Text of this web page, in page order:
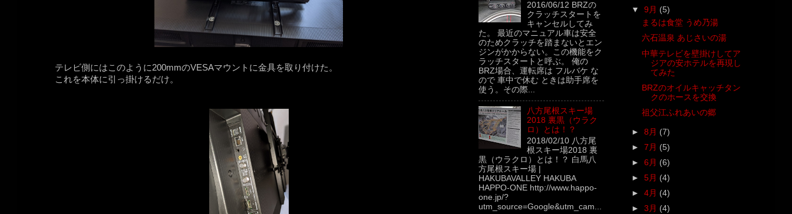
テレビ側にはこのように200mmのVESAマウントに金具を取り付けた。
これを本体に引っ掛けるだけ。
2016/06/12 BRZの
クラッチスタートを
キャンセルしてみ
た。 最近のマニュアル車は安全
のためクラッチを踏まないとエン
ジンがかからない。この機能をク
ラッチスタートと呼ぶ。 俺の
BRZ場合、運転席は フルバケ な
ので 車中で休む ときは助手席を
使う。その際...
八方尾根スキー場
2018 裏黒（ウラク
ロ）とは！？
2018/02/10 八方尾
根スキー場2018 裏
黒（ウラクロ）とは！？ 白馬八
方尾根スキー場 |
HAKUBAVALLEY HAKUBA
HAPPO-ONE http://www.happo-
one.jp/?
utm_source=Google&utm_cam...
▼9月 (5)
まるは食堂 うめ乃湯
六石温泉 あじさいの湯
中華テレビを壁掛けしてア
ジアの安ホテルを再現し
てみた
BRZのオイルキャッチタン
クのホースを交換
祖父江ふれあいの郷
►8月 (7)
►7月 (5)
►6月 (6)
►5月 (4)
►4月 (4)
►3月 (4)